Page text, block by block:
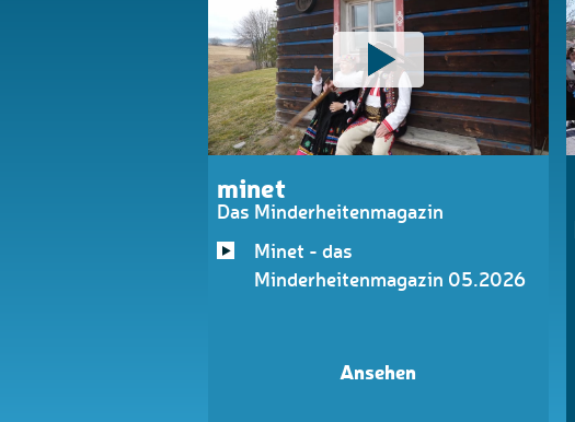
minet
Das Minderheitenmagazin
Minet - das
Minderheitenmagazin 05.2026
Ansehen